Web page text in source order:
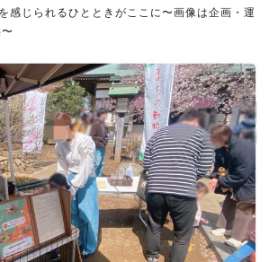
感じられるひとときがここに〜画像は企画・運